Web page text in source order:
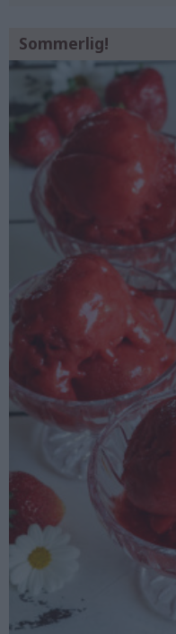
Sommerlig!